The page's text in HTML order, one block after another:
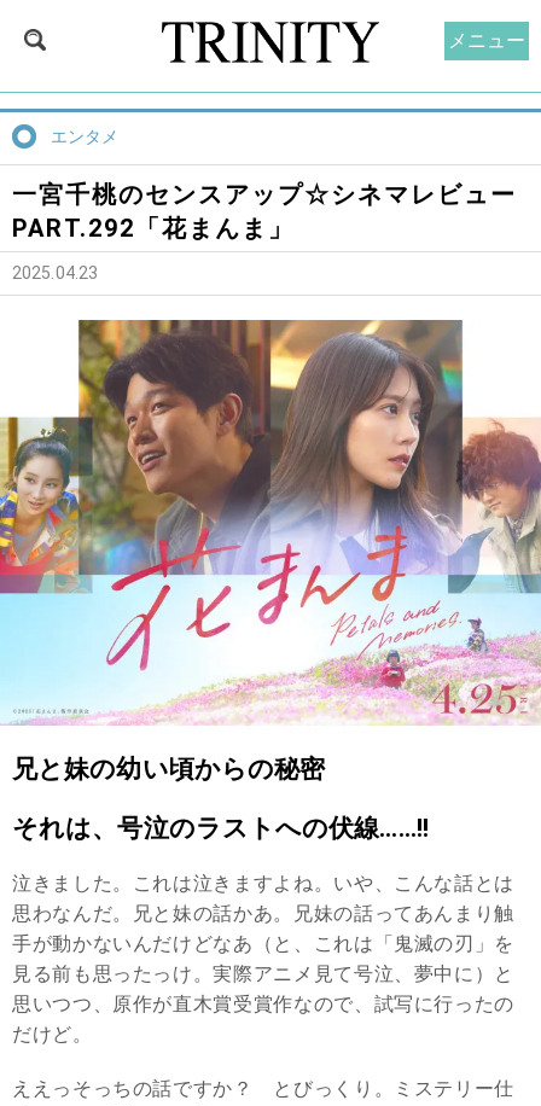
エンタメ
一宮千桃のセンスアップ☆シネマレビュー
PART.292「花まんま」
2025.04.23
兄と妹の幼い頃からの秘密
それは、号泣のラストへの伏線……!!
泣きました。これは泣きますよね。いや、こんな話とは
思わなんだ。兄と妹の話かあ。兄妹の話ってあんまり触
手が動かないんだけどなあ（と、これは「鬼滅の刃」を
見る前も思ったっけ。実際アニメ見て号泣、夢中に）と
思いつつ、原作が直木賞受賞作なので、試写に行ったの
だけど。
ええっそっちの話ですか？ とびっくり。ミステリー仕
メニュー